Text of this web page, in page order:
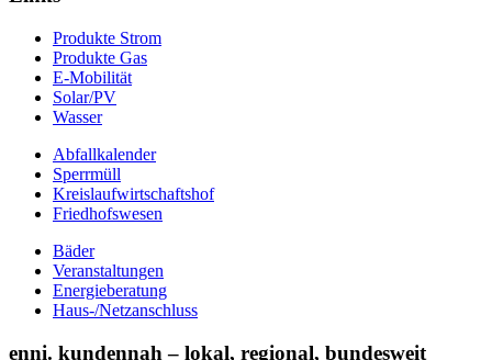
Produkte Strom
Produkte Gas
E-Mobilität
Solar/PV
Wasser
Abfallkalender
Sperrmüll
Kreislaufwirtschaftshof
Friedhofswesen
Bäder
Veranstaltungen
Energieberatung
Haus-/Netzanschluss
enni. kundennah – lokal, regional, bundesweit